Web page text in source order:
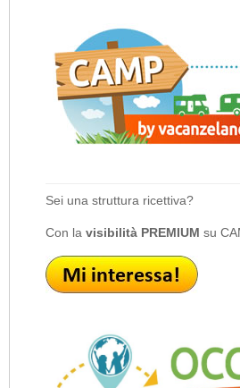
Sei una struttura ricettiva?
Con la visibilità PREMIUM su